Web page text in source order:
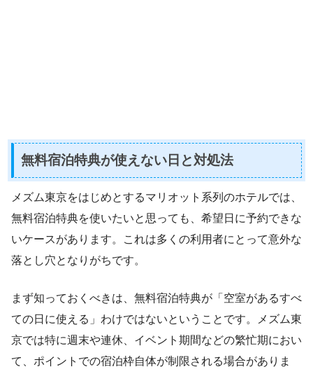
無料宿泊特典が使えない日と対処法
メズム東京をはじめとするマリオット系列のホテルでは、
無料宿泊特典を使いたいと思っても、希望日に予約できな
いケースがあります。これは多くの利用者にとって意外な
落とし穴となりがちです。
まず知っておくべきは、無料宿泊特典が「空室があるすべ
ての日に使える」わけではないということです。メズム東
京では特に週末や連休、イベント期間などの繁忙期におい
て、ポイントでの宿泊枠自体が制限される場合がありま